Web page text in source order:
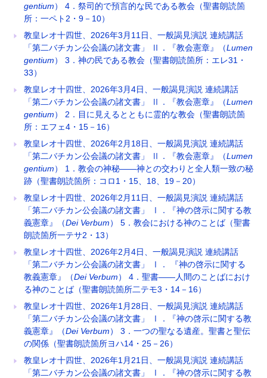
gentium） 4．祭司的で預言的な民である教会（聖書朗読箇
所：一ペト2・9－10）
教皇レオ十四世、2026年3月11日、一般謁見演説 連続講話
「第二バチカン公会議の諸文書」 Ⅱ．『教会憲章』（Lumen
gentium） 3．神の民である教会（聖書朗読箇所：エレ31・
33）
教皇レオ十四世、2026年3月4日、一般謁見演説 連続講話
「第二バチカン公会議の諸文書」 Ⅱ．『教会憲章』（Lumen
gentium） 2．目に見えるとともに霊的な教会（聖書朗読箇
所：エフェ4・15－16）
教皇レオ十四世、2026年2月18日、一般謁見演説 連続講話
「第二バチカン公会議の諸文書」 Ⅱ．『教会憲章』（Lumen
gentium） 1．教会の神秘――神との交わりと全人類一致の秘
跡（聖書朗読箇所：コロ1・15、18、19－20）
教皇レオ十四世、2026年2月11日、一般謁見演説 連続講話
「第二バチカン公会議の諸文書」 Ⅰ．『神の啓示に関する教
義憲章』（Dei Verbum） 5．教会における神のことば（聖書
朗読箇所一テサ2・13）
教皇レオ十四世、2026年2月4日、一般謁見演説 連続講話
「第二バチカン公会議の諸文書」 Ⅰ． 『神の啓示に関する
教義憲章』（Dei Verbum） 4．聖書――人間のことばにおけ
る神のことば（聖書朗読箇所二テモ3・14－16）
教皇レオ十四世、2026年1月28日、一般謁見演説 連続講話
「第二バチカン公会議の諸文書」 Ⅰ．『神の啓示に関する教
義憲章』（Dei Verbum） 3．一つの聖なる遺産。聖書と聖伝
の関係（聖書朗読箇所ヨハ14・25－26）
教皇レオ十四世、2026年1月21日、一般謁見演説 連続講話
「第二バチカン公会議の諸文書」 Ⅰ．『神の啓示に関する教